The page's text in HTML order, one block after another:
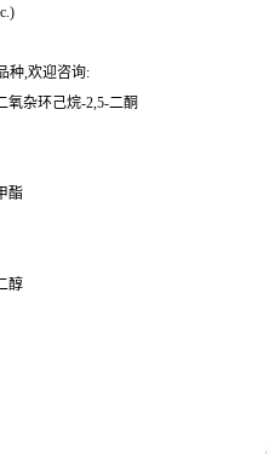
种,欢迎咨询:
氧杂环己烷-2,5-二酮
酯
醇